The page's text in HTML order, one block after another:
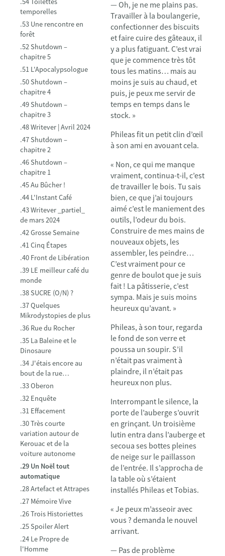
temporelles
.53 Une rencontre en
forêt
.52 Shutdown –
chapitre 5
.51 L'Apocalypsologue
.50 Shutdown –
chapitre 4
.49 Shutdown –
chapitre 3
.48 Writever | Avril 2024
.47 Shutdown –
chapitre 2
.46 Shutdown –
chapitre 1
.45 Au Bûcher !
.44 L'Instant Café
.43 Writever _partiel_
de mars 2024
.42 Grosse Semaine
.41 Cinq Étapes
.40 Front de Libération
.39 LE meilleur café du
monde
.38 SUCRE (O/N) ?
.37 Quelques
Mikrodystopies de plus
.36 Rue du Rocher
.35 La Baleine et le
Dinosaure
.34 J'étais encore au
bout de la rue…
.33 Oberon
.32 Enquête
.31 Effacement
.30 Très courte
variation autour de
Kerouac et de la
voiture autonome
.29 Un Noël tout
automatique
.28 Artefact et Attrapes
.27 Mémoire Vive
.26 Trois Historiettes
.25 Spoiler Alert
.24 Le Propre de
l'Homme
— Oh, je ne me plains pas.
Travailler à la boulangerie,
confectionner des biscuits
et faire cuire des gâteaux, il
y a plus fatiguant. C’est vrai
que je commence très tôt
tous les matins… mais au
moins je suis au chaud, et
puis, je peux me servir de
temps en temps dans le
stock. »
Phileas fit un petit clin d’œil
à son ami en avouant cela.
« Non, ce qui me manque
vraiment, continua-t-il, c’est
de travailler le bois. Tu sais
bien, ce que j’ai toujours
aimé c’est le maniement des
outils, l’odeur du bois.
Construire de mes mains de
nouveaux objets, les
assembler, les peindre…
C’est vraiment pour ce
genre de boulot que je suis
fait ! La pâtisserie, c’est
sympa. Mais je suis moins
heureux qu’avant. »
Phileas, à son tour, regarda
le fond de son verre et
poussa un soupir. S’il
n’était pas vraiment à
plaindre, il n’était pas
heureux non plus.
Interrompant le silence, la
porte de l’auberge s’ouvrit
en grinçant. Un troisième
lutin entra dans l’auberge et
secoua ses bottes pleines
de neige sur le paillasson
de l’entrée. Il s’approcha de
la table où s’étaient
installés Phileas et Tobias.
« Je peux m’asseoir avec
vous ? demanda le nouvel
arrivant.
— Pas de problème